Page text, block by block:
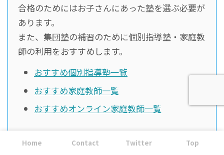
合格のためにはお子さんにあった塾を選ぶ必要が
あります。
また、集団塾の補習のために個別指導塾・家庭教
師の利用をおすすめします。
おすすめ個別指導塾一覧
おすすめ家庭教師一覧
おすすめオンライン家庭教師一覧
ね。
Home Contact Twitter Top